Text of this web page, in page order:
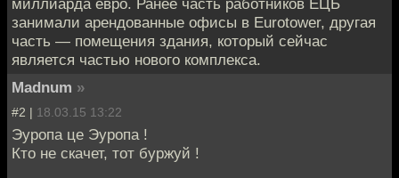
миллиарда евро. Ранее часть работников ЕЦБ
занимали арендованные офисы в Eurotower, другая
часть — помещения здания, который сейчас
является частью нового комплекса.
Madnum »
#2 | 18.03.15 13:22
Эуропа це Эуропа !
Кто не скачет, тот буржуй !